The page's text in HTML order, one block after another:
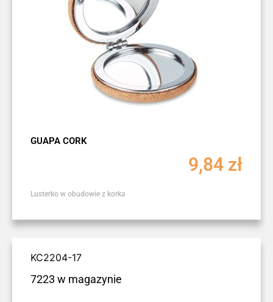
GUAPA CORK
9,84 zł
Lusterko w obudowie z korka
KC2204-17
7223 w magazynie